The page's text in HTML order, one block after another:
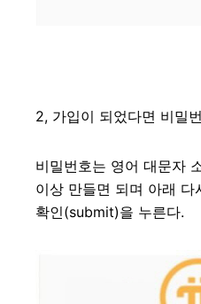
2, 가입이 되었다면 비밀
비밀번호는 영어 대문자
이상 만들면 되며 아래
확인(submit)을 누른다.